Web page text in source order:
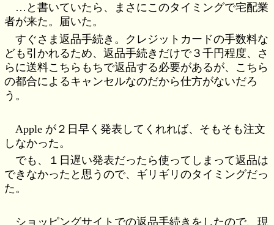
…と書いていたら、まさにこのタイミングで宅配業
者が来た。届いた。
すぐさま返品手続き。クレジットカードの手数料な
ども引かれるため、返品手続きだけで３千円程度、さ
らに送料こちらもちで返品する必要があるが、こちら
の都合によるキャンセルなのだから仕方がないだろ
う。
Apple が２日早く発表してくれれば、そもそも注文
しなかった。
でも、１日遅い発表だったら使ってしまって返品は
できなかったと思うので、ギリギリのタイミングだっ
た。
ショッピングサイトでの返品手続きをしたので、現